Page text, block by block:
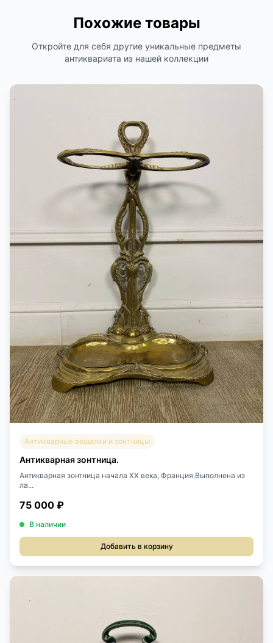
Похожие товары
Откройте для себя другие уникальные предметы
антиквариата из нашей коллекции
Антикварные вешалки и зонтницы
Антикварная зонтница.
Антикварная зонтница начала XX века, Франция.Выполнена из
ла...
75 000 ₽
В наличии
Добавить в корзину